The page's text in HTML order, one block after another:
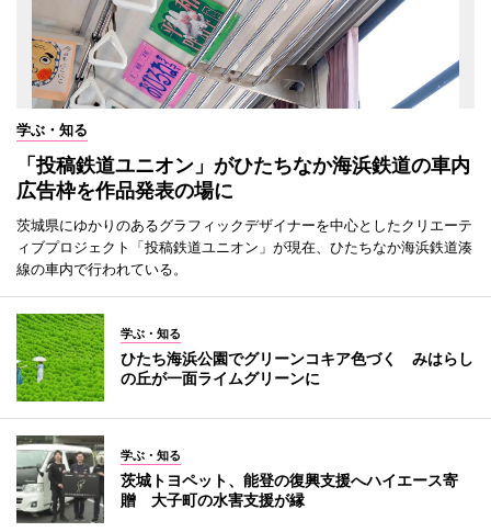
学ぶ・知る
「投稿鉄道ユニオン」がひたちなか海浜鉄道の車内
広告枠を作品発表の場に
茨城県にゆかりのあるグラフィックデザイナーを中心としたクリエーテ
ィブプロジェクト「投稿鉄道ユニオン」が現在、ひたちなか海浜鉄道湊
線の車内で行われている。
学ぶ・知る
ひたち海浜公園でグリーンコキア色づく みはらし
の丘が一面ライムグリーンに
学ぶ・知る
茨城トヨペット、能登の復興支援へハイエース寄
贈 大子町の水害支援が縁